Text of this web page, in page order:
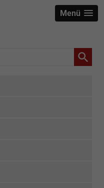
Menü